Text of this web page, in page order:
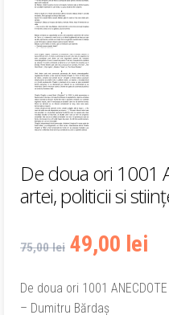
De doua ori 1001
artei, politicii si
75,00lei Prețul
inițial
49,00 lei
De doua ori 1001
– Dumitru Bărdaș